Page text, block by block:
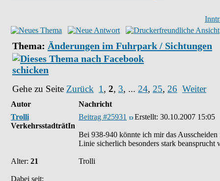
Thema: Änderungen im Fuhrpark / Sichtungen
Gehe zu Seite Zurück 1 , 2, 3, ... 24, 25, 26 Weiter
Autor
Nachricht
Trolli
VerkehrsstadträtIn
Alter: 21
Dabei seit:
Beitrag #25931 Erstellt: 30.10.2007 15:05
Bei 938-940 könnte ich mir das Ausscheiden
Linie sicherlich besonders stark beansprucht
Trolli